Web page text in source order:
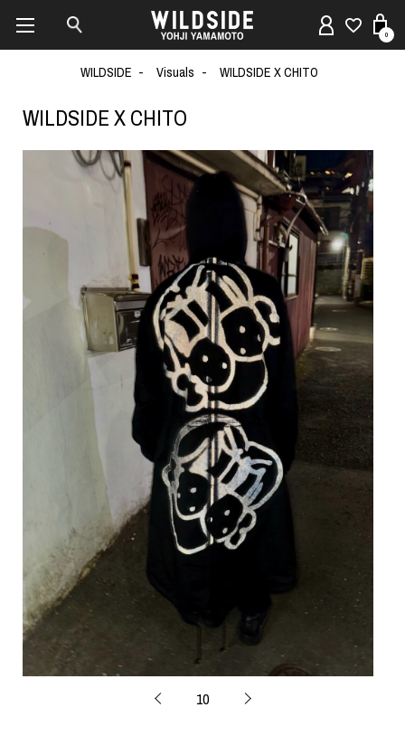
0
WILDSIDE Visuals WILDSIDE X CHITO
WILDSIDE X CHITO
10